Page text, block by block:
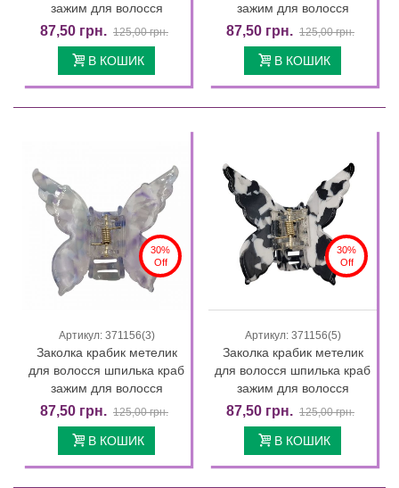
зажим для волосся
87,50 грн. 125,00 грн.
В КОШИК
зажим для волосся
87,50 грн. 125,00 грн.
В КОШИК
30%
Off
Артикул: 371156(3)
Заколка крабик метелик
для волосся шпилька краб
зажим для волосся
87,50 грн. 125,00 грн.
В КОШИК
30%
Off
Артикул: 371156(5)
Заколка крабик метелик
для волосся шпилька краб
зажим для волосся
87,50 грн. 125,00 грн.
В КОШИК